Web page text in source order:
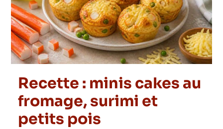
Recette : minis cakes au
fromage, surimi et
petits pois